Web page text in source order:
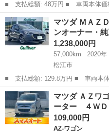
■ 支払総額: 48万円 ■ 車両本体価格： 396,000 円 ■ メーカー
名： マツダ ■ 車種名： スクラ
Ｃエアコン・パワステ ４ＷＤ ５
テ ３方開 ゲー...
島根 大田市 その他
マツダ ＭＡＺ
ンオーナー・
1,238,000円
57,000km
2020年
松江市
■ 支払総額: 129.8万円 ■ 車両本体価格： 1,238,000 円 ■ メーカ
ー名： マツダ ■ 車種名： ＭＡ
プロアクティブ ワンオーナー・純
装置・レ...
島根 松江市 マツダ
マツダ ＡＺワ
ーター ４Ｗ
109,000円
AZ-ワゴン